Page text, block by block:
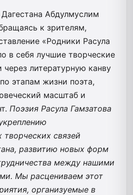
Абдулмуслим
к зрителям,
«Родники Расула
в себя лучшие творческие
литературную канву
этапам жизни поэта,
масштаб и
Поэзия Расула Гамзатова
связей
развитию новых форм
между нашими
Мы расцениваем этот
организуемые в